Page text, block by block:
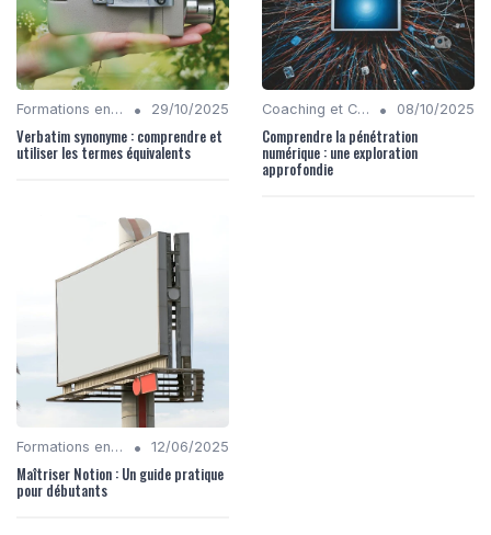
Formations en Compétences Digitales • 29/10/2025
Verbatim synonyme : comprendre et
utiliser les termes équivalents
Coaching et Conseil en Stratégie Numérique • 08/10/2025
Comprendre la pénétration
numérique : une exploration
approfondie
Formations en Compétences Digitales • 12/06/2025
Maîtriser Notion : Un guide pratique
pour débutants